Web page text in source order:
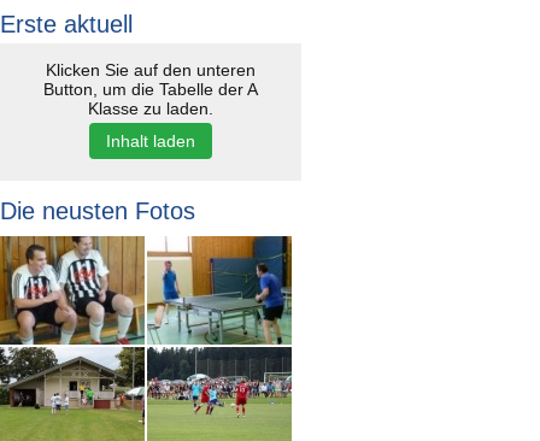
Erste aktuell
Klicken Sie auf den unteren
Button, um die Tabelle der A
Klasse zu laden.
Inhalt laden
Die neusten Fotos